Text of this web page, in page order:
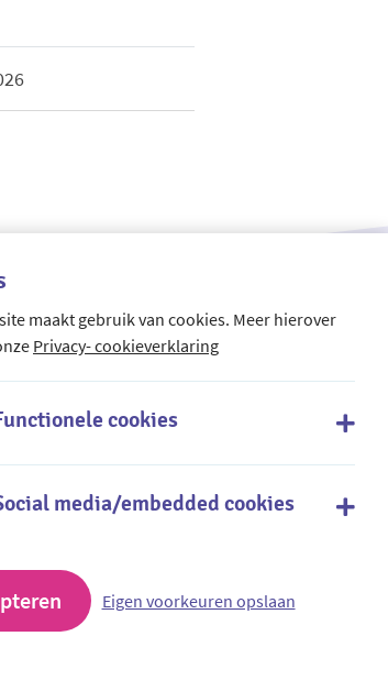
maakt gebruik van cookies. Meer hierover
Privacy- cookieverklaring
cookies
media/embedded cookies
Eigen voorkeuren opslaan